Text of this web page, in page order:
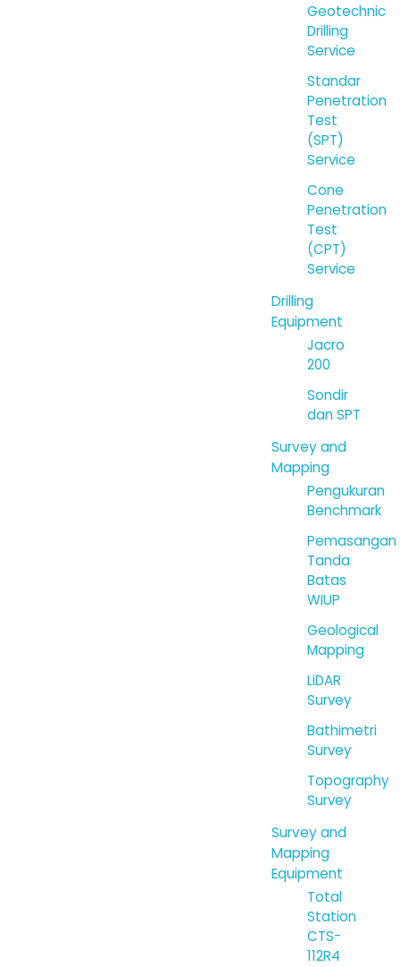
Geotechnic
Drilling
Service
Standar
Penetration
Test
(SPT)
Service
Cone
Penetration
Test
(CPT)
Service
Drilling
Equipment
Jacro
200
Sondir
dan SPT
Survey and
Mapping
Pengukuran
Benchmark
Pemasangan
Tanda
Batas
WIUP
Geological
Mapping
LiDAR
Survey
Bathimetri
Survey
Topography
Survey
Survey and
Mapping
Equipment
Total
Station
CTS-
112R4